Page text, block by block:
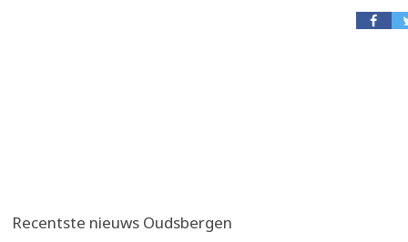
Recentste nieuws Oudsbergen